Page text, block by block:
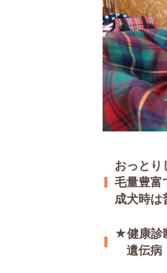
おっとり
毛量豊富
成犬時は
★健康診
遺伝病